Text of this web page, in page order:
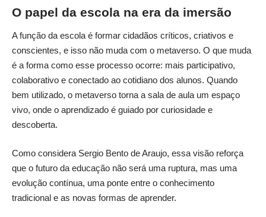
O papel da escola na era da imersão
A função da escola é formar cidadãos críticos, criativos e
conscientes, e isso não muda com o metaverso. O que muda
é a forma como esse processo ocorre: mais participativo,
colaborativo e conectado ao cotidiano dos alunos. Quando
bem utilizado, o metaverso torna a sala de aula um espaço
vivo, onde o aprendizado é guiado por curiosidade e
descoberta.
Como considera Sergio Bento de Araujo, essa visão reforça
que o futuro da educação não será uma ruptura, mas uma
evolução contínua, uma ponte entre o conhecimento
tradicional e as novas formas de aprender.